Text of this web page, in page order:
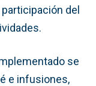
del
se
e infusiones,